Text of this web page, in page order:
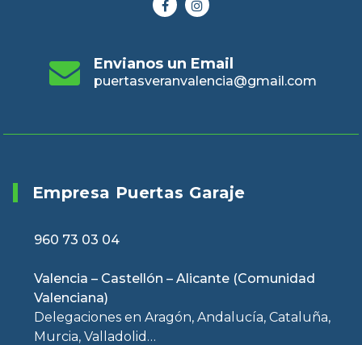
Envianos un Email
puertasveranvalencia@gmail.com
Empresa Puertas Garaje
960 73 03 04
Valencia – Castellón – Alicante (Comunidad
Valenciana)
Delegaciones en Aragón, Andalucía, Cataluña,
Murcia, Valladolid…